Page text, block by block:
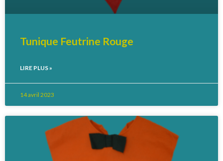
Tunique Feutrine Rouge
LIRE PLUS »
14 avril 2023